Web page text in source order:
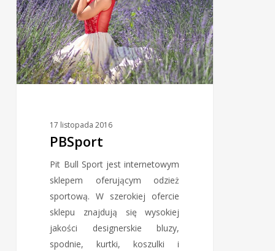
17 listopada 2016
PBSport
Pit Bull Sport jest internetowym
sklepem oferującym odzież
sportową. W szerokiej ofercie
sklepu znajdują się wysokiej
jakości designerskie bluzy,
spodnie, kurtki, koszulki i